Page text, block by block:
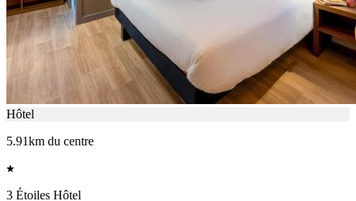
Hôtel
5.91km du centre
3 Étoiles Hôtel